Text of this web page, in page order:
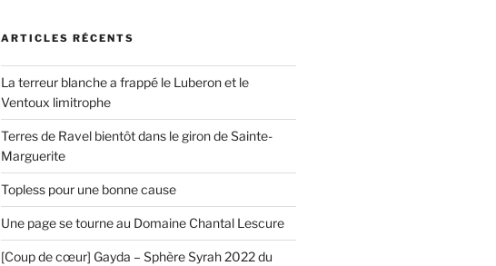
ARTICLES RÉCENTS
La terreur blanche a frappé le Luberon et le
Ventoux limitrophe
Terres de Ravel bientôt dans le giron de Sainte-
Marguerite
Topless pour une bonne cause
Une page se tourne au Domaine Chantal Lescure
[Coup de cœur] Gayda – Sphère Syrah 2022 du